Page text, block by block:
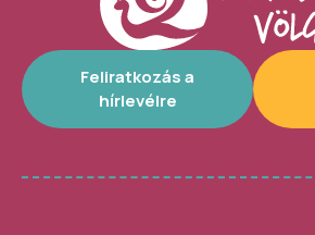
Feliratkozás a
hírlevélre